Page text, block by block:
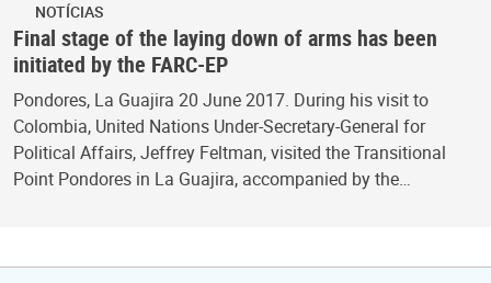
NOTÍCIAS
Final stage of the laying down of arms has been
initiated by the FARC-EP
Pondores, La Guajira 20 June 2017. During his visit to
Colombia, United Nations Under-Secretary-General for
Political Affairs, Jeffrey Feltman, visited the Transitional
Point Pondores in La Guajira, accompanied by the…